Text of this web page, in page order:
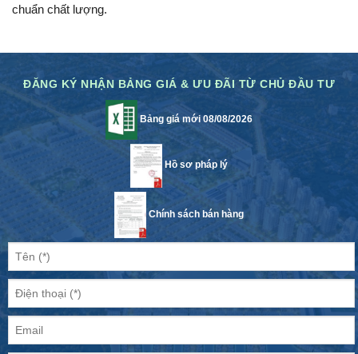
chuẩn chất lượng.
ĐĂNG KÝ NHẬN BẢNG GIÁ & ƯU ĐÃI TỪ CHỦ ĐẦU TƯ
Bảng giá mới 08/08/2026
Hồ sơ pháp lý
Chính sách bán hàng